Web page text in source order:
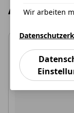
Angebote
Wir arbeiten